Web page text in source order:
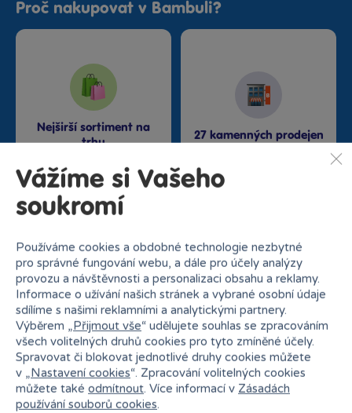
Proč nakupovat v Bambuli?
Nejširší sortiment na
trhu
27 kamenných prodejen
Doprava zdarma od
1500 Kč
Rezervace na prodejně
zdarma
Vážíme si Vašeho
soukromí
Používáme cookies a obdobné technologie nezbytné
pro správné fungování webu, a dále pro účely analýzy
provozu a návštěvnosti a personalizaci obsahu a reklamy.
Informace o užívání našich stránek a vybrané osobní údaje
sdílíme s našimi reklamními a analytickými partnery.
Výběrem „Přijmout vše“ udělujete souhlas se zpracováním
všech volitelných druhů cookies pro tyto zmíněné účely.
Spravovat či blokovat jednotlivé druhy cookies můžete
v „Nastavení cookies“. Zpracování volitelných cookies
můžete také odmítnout. Více informací v Zásadách
používání souborů cookies.